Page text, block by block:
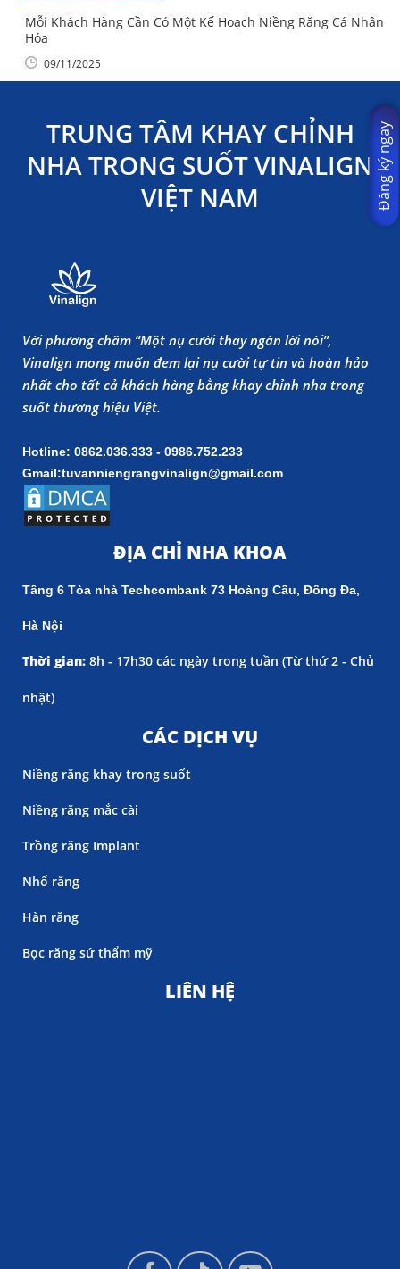
Mỗi Khách Hàng Cần Có Một Kế Hoạch Niềng Răng Cá Nhân
Hóa
09/11/2025
TRUNG TÂM KHAY CHỈNH
NHA TRONG SUỐT VINALIGN
VIỆT NAM
Với phương châm “Một nụ cười thay ngàn lời nói”,
Vinalign mong muốn đem lại nụ cười tự tin và hoàn hảo
nhất cho tất cả khách hàng bằng khay chỉnh nha trong
suốt thương hiệu Việt.
Hotline: 0862.036.333 - 0986.752.233
Gmail:tuvanniengrangvinalign@gmail.com
ĐỊA CHỈ NHA KHOA
Tầng 6 Tòa nhà Techcombank 73 Hoàng Cầu, Đống Đa,
Hà Nội
Thời gian: 8h - 17h30 các ngày trong tuần (Từ thứ 2 - Chủ
nhật)
CÁC DỊCH VỤ
Niềng răng khay trong suốt
Niềng răng mắc cài
Trồng răng Implant
Nhổ răng
Hàn răng
Bọc răng sứ thẩm mỹ
LIÊN HỆ
Đăng ký ngay